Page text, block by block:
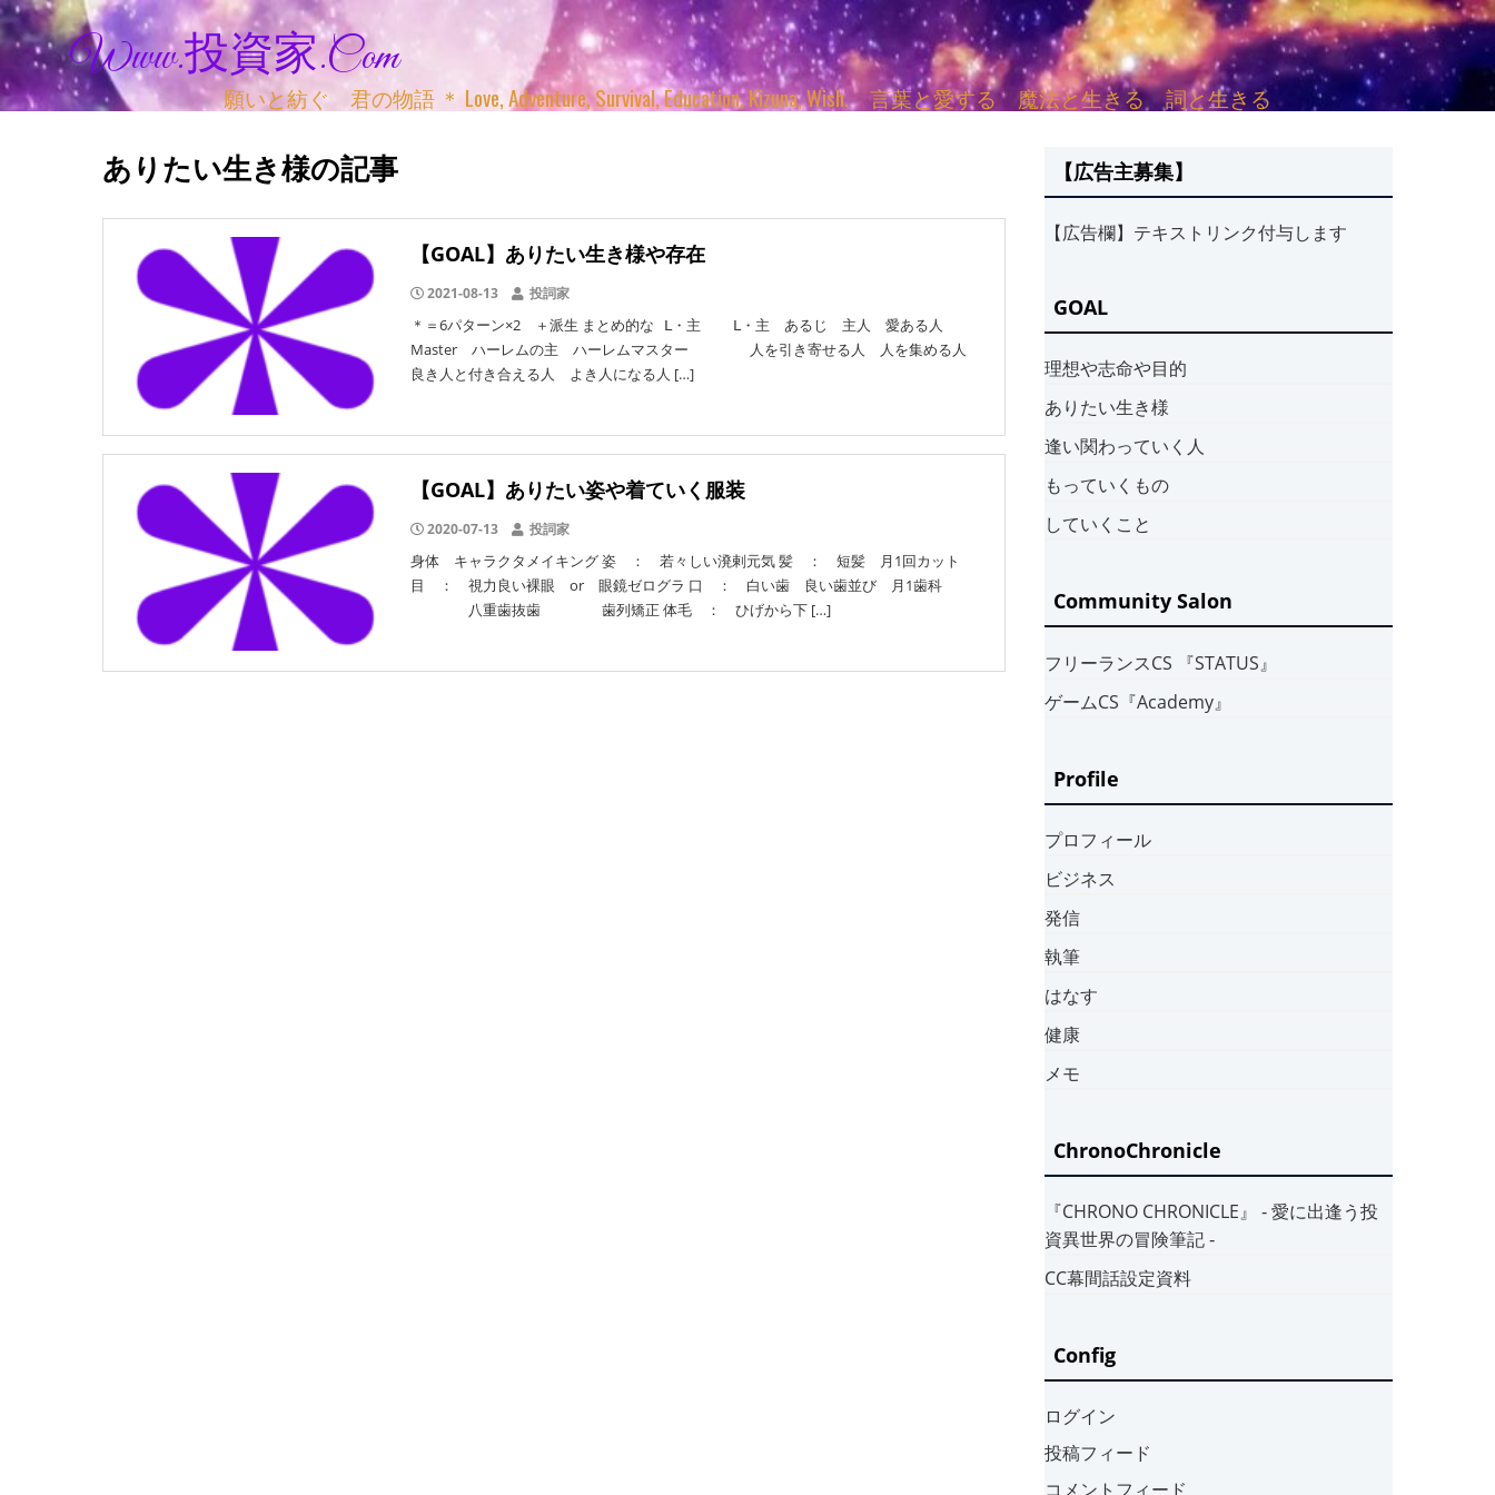
Www.投資家.com
願いと紡ぐ 君の物語 ＊ Love, Adventure, Survival, Education, Kizuna, Wish. 言葉と愛する 魔法と生きる 詞と生きる
ありたい生き様の記事
【GOAL】ありたい生き様や存在
2021-08-13 投詞家
＊＝6パターン×2 ＋派生 まとめ的な Ⅼ・主 Ⅼ・主 あるじ 主人 愛ある人
Master ハーレムの主 ハーレムマスター 人を引き寄せる人 人を集める人
良き人と付き合える人 よき人になる人 […]
【GOAL】ありたい姿や着ていく服装
2020-07-13 投詞家
身体 キャラクタメイキング 姿 ： 若々しい溌剌元気 髪 ： 短髪 月1回カット
目 ： 視力良い裸眼 or 眼鏡ゼログラ 口 ： 白い歯 良い歯並び 月1歯科
八重歯抜歯 歯列矯正 体毛 ： ひげから下 […]
【広告主募集】
【広告欄】テキストリンク付与します
GOAL
理想や志命や目的
ありたい生き様
逢い関わっていく人
もっていくもの
していくこと
Community Salon
フリーランスCS 『STATUS』
ゲームCS『Academy』
Profile
プロフィール
ビジネス
発信
執筆
はなす
健康
メモ
ChronoChronicle
『CHRONO CHRONICLE』 ‐ 愛に出逢う投
資異世界の冒険筆記 ‐
CC幕間話設定資料
Config
ログイン
投稿フィード
コメントフィード